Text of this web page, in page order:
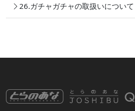
26.ガチャガチャの取扱いについて